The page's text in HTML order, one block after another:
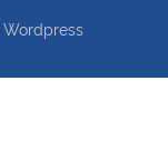
Wordpress